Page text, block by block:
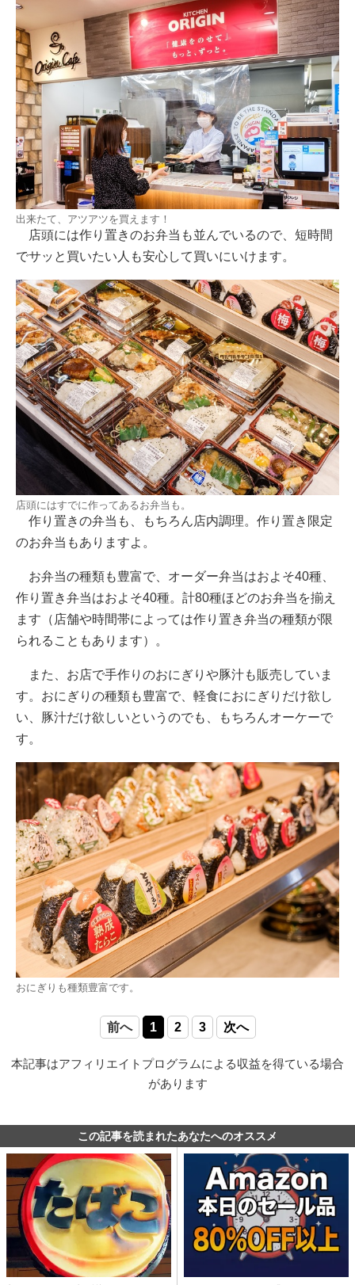
出来たて、アツアツを買えます！
店頭には作り置きのお弁当も並んでいるので、短時間
でサッと買いたい人も安心して買いにいけます。
店頭にはすでに作ってあるお弁当も。
作り置きの弁当も、もちろん店内調理。作り置き限定
のお弁当もありますよ。
お弁当の種類も豊富で、オーダー弁当はおよそ40種、
作り置き弁当はおよそ40種。計80種ほどのお弁当を揃え
ます（店舗や時間帯によっては作り置き弁当の種類が限
られることもあります）。
また、お店で手作りのおにぎりや豚汁も販売していま
す。おにぎりの種類も豊富で、軽食におにぎりだけ欲し
い、豚汁だけ欲しいというのでも、もちろんオーケーで
す。
おにぎりも種類豊富です。
前へ 1 2 3 次へ
本記事はアフィリエイトプログラムによる収益を得ている場合
があります
この記事を読まれたあなたへのオススメ